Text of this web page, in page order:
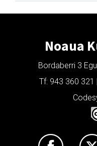
Noaua
Bordaberri 3
Tf: 943 360 321